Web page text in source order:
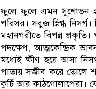
ফুলে ফুলে এমন সুশোভন
পরিসর। সবুজ স্নিগ্ধ নিসর্গ।
মহানগরীতে বিপন্ন
পদক্ষেপ, আত্মকেন্দ্রিক
মধ্যেই ক্ষীণ হয়ে আসা
পাতায় সজীব করে তোলে
কুর্চি আর কাঠগোলাপেরা।